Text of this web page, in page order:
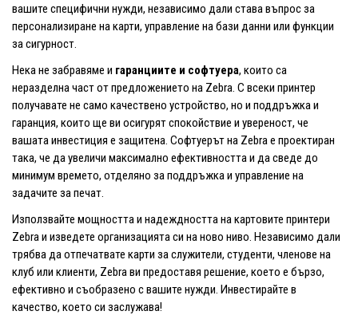
вашите специфични нужди, независимо дали става въпрос за
персонализиране на карти, управление на бази данни или функции
за сигурност.
Нека не забравяме и гаранциите и софтуера, които са
неразделна част от предложението на Zebra. С всеки принтер
получавате не само качествено устройство, но и поддръжка и
гаранция, които ще ви осигурят спокойствие и увереност, че
вашата инвестиция е защитена. Софтуерът на Zebra е проектиран
така, че да увеличи максимално ефективността и да сведе до
минимум времето, отделяно за поддръжка и управление на
задачите за печат.
Използвайте мощността и надеждността на картовите принтери
Zebra и изведете организацията си на ново ниво. Независимо дали
трябва да отпечатвате карти за служители, студенти, членове на
клуб или клиенти, Zebra ви предоставя решение, което е бързо,
ефективно и съобразено с вашите нужди. Инвестирайте в
качество, което си заслужава!